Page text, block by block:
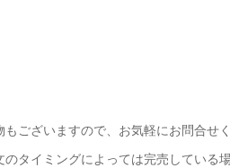
ございますので、お気軽にお問合せく
タイミングによっては完売している